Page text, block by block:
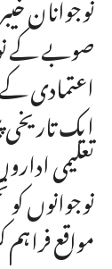
صوبے کے
اعتمادی
ایک
تعلیمی
نوجوانوں
مواقع